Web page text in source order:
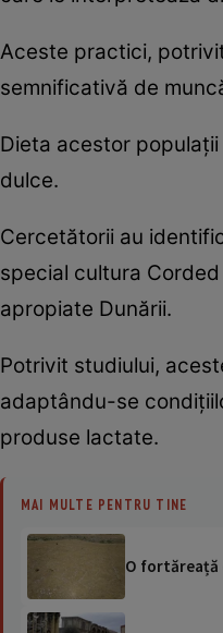
Aceste practici,
semnificativă de
Dieta acestor
dulce.
Cercetătorii au
special cultura
apropiate Dunării.
Potrivit studiului,
adaptându-se
produse lactate.
MAI MULTE PENTRU TINE
O fortăreață